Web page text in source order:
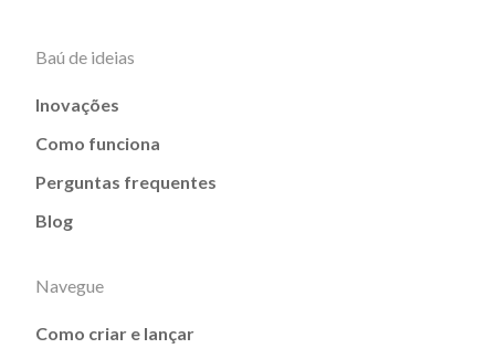
Baú de ideias
Inovações
Como funciona
Perguntas frequentes
Blog
Navegue
Como criar e lançar